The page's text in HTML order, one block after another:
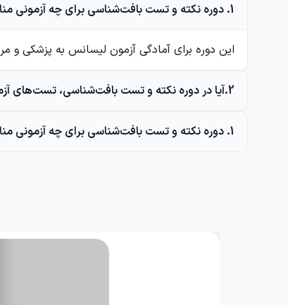
1. دوره نکته و تست بافت‌شناسی برای چه آزمونی مناسب است؟
این دوره برای آمادگی آزمون لیسانس به پزشکی
2.آیا در دوره نکته و تست بافت‌شناسی، تست‌های آزمونی بررسی می‌شوند؟
1. دوره نکته و تست بافت‌شناسی برای چه آزمونی مناسب است؟